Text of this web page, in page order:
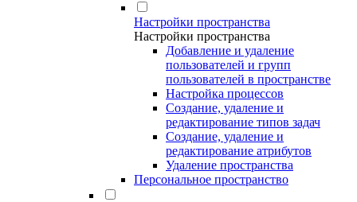
Настройки пространства
Настройки пространства
Добавление и удаление
пользователей и групп
пользователей в пространстве
Настройка процессов
Создание, удаление и
редактирование типов задач
Создание, удаление и
редактирование атрибутов
Удаление пространства
Персональное пространство